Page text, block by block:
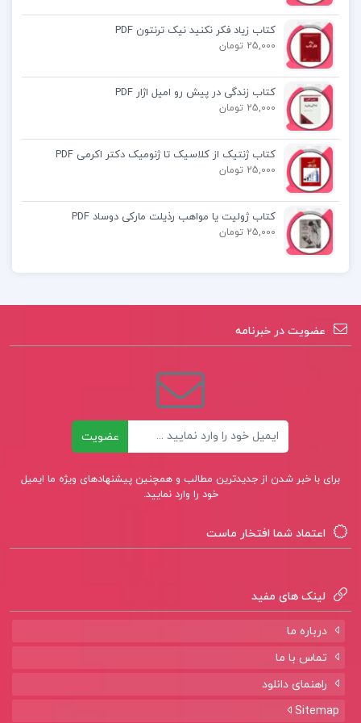
کتاب پیشنهادی📚
کتاب روانشناسی تربیتی شاهده سعیدی
کتاب راهنمایی تحصیلی و شغلی فاطمه
کتاب زیاد فکر نکنید نیک ترنتون PDF
25,000 تومان
کتاب زندگی در پیش رو امیل اژار PDF
25,000 تومان
کتاب ژنتیک از کلاسیک تا ژنومیک دکتر اکرمی PDF
25,000 تومان
کتاب ژولیت یا مواهب رذیلت مارکی دوساد PDF
25,000 تومان
عضویت در خبرنامه
عضویت
برای با خبر شدن از جدیدترین مطالب و همچنین پیشنهادهای ویژه ما ایمیل
خود را وارد نمایید.
اعتماد شما افتخار ماست
لینک های مفید
درباره ما
تماس با ما
راهنمای دانلود
Sitemap